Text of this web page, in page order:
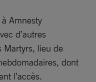
Amnesty
d’autres
Martyrs, lieu de
dont
l’accès.